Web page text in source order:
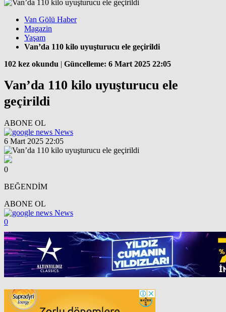
Van Gölü Haber
Magazin
Yaşam
Van’da 110 kilo uyuşturucu ele geçirildi
102 kez okundu | Güncelleme: 6 Mart 2025 22:05
Van’da 110 kilo uyuşturucu ele
geçirildi
ABONE OL
News
6 Mart 2025 22:05
0
BEĞENDİM
ABONE OL
News
0